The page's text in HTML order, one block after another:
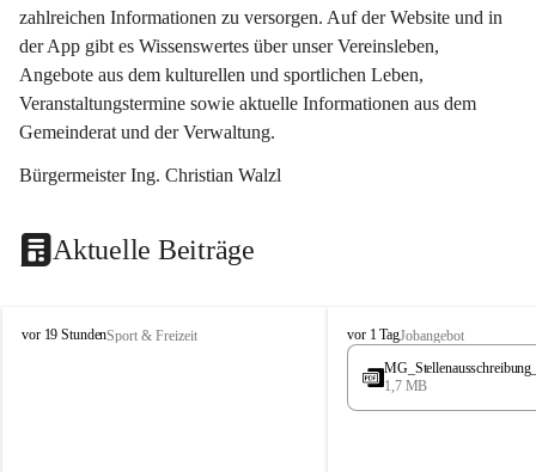
zahlreichen Informationen zu versorgen. Auf der Website und in
der App gibt es Wissenswertes über unser Vereinsleben,
Angebote aus dem kulturellen und sportlichen Leben,
Veranstaltungstermine sowie aktuelle Informationen aus dem
Gemeinderat und der Verwaltung.
Bürgermeister Ing. Christian Walzl
Aktuelle Beiträge
S
vor 19 StundenSport & Freizeit
S
t
s
vor 1 TagJobangebot
1,7 MB